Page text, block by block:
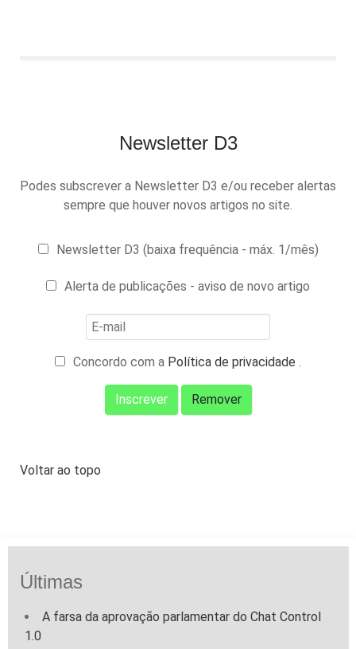
Newsletter D3
Podes subscrever a Newsletter D3 e/ou receber alertas
sempre que houver novos artigos no site.
Newsletter D3 (baixa frequência - máx. 1/mês)
Alerta de publicações - aviso de novo artigo
Concordo com a Política de privacidade .
Voltar ao topo
Últimas
A farsa da aprovação parlamentar do Chat Control
1.0